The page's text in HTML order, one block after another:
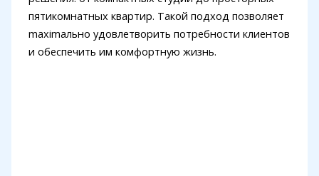
пятикомнатных квартир. Такой подход позволяет
maximально удовлетворить потребности клиентов
и обеспечить им комфортную жизнь.